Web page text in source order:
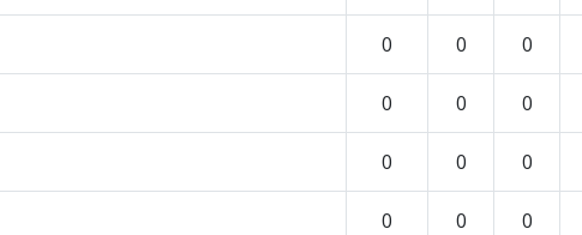
0 0 0
0 0 0
0 0 0
0 0 0